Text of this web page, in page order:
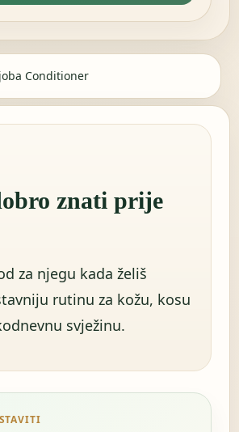
Conditioner
znati prije
za njegu kada želiš
rutinu za kožu, kosu
svježinu.